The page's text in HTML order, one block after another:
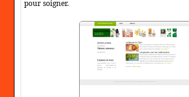
pour soigner.